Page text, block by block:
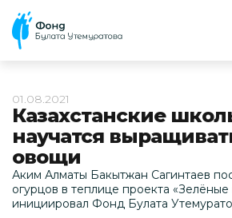
01.08.2021
Казахстанские
научатся
овощи
Аким Алматы Бакытжан Сагинтаев
огурцов в теплице проекта
инициировал Фонд Булата